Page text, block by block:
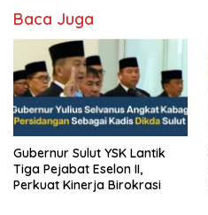
Baca Juga
Gubernur Sulut YSK Lantik
Tiga Pejabat Eselon II,
Perkuat Kinerja Birokrasi